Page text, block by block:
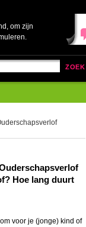
om zijn
ZOEK
Hoe lang duurt
voor je (jonge) kind of